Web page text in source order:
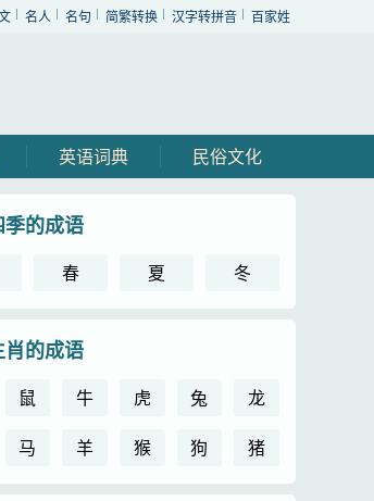
名人 名句 简繁转换 汉字转拼音 百家姓
英语词典 民俗文化
的成语
春 夏 冬
肖的成语
鼠 牛 虎 兔
龙
马 羊 猴 狗 猪